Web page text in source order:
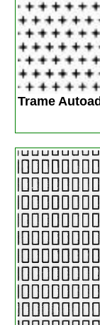
Trame